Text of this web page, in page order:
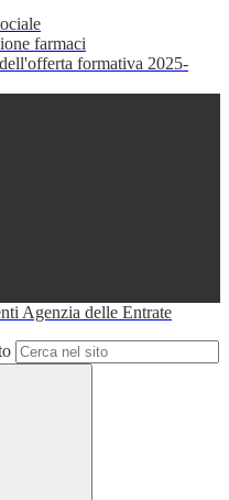
farmaci
formativa 2025-
Agenzia delle Entrate